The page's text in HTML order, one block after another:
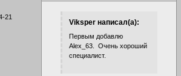
21
Viksper написал(а):
Первым добавлю
Alex_63. Очень хороший
специалист.